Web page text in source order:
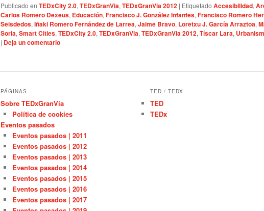
Publicado en TEDxCity 2.0, TEDxGranVia, TEDxGranVia 2012 | Etiquetado Accesibilidad,
Carlos Romero Dexeus, Educación, Francisco J. González Infantes, Francisco Romero
Seisdedos, Iñaki Romero Fernández de Larrea, Jaime Bravo, Loretxu J. García Arraztoa,
Soria, Smart Cities, TEDxCity 2.0, TEDxGranVia, TEDxGranVia 2012, Tíscar Lara,
| Deja un comentario
PÁGINAS
Sobre TEDxGranVia
Política de cookies
Eventos pasados
Eventos pasados | 2011
Eventos pasados | 2012
Eventos pasados | 2013
Eventos pasados | 2014
Eventos pasados | 2015
Eventos pasados | 2016
Eventos pasados | 2017
TED / TEDX
TED
TEDx